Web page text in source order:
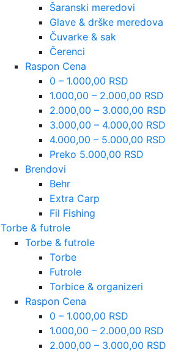
Šaranski meredovi
Glave & drške meredova
Čuvarke & sak
Čerenci
Raspon Cena
0 – 1.000,00 RSD
1.000,00 – 2.000,00 RSD
2.000,00 – 3.000,00 RSD
3.000,00 – 4.000,00 RSD
4.000,00 – 5.000,00 RSD
Preko 5.000,00 RSD
Brendovi
Behr
Extra Carp
Fil Fishing
Torbe & futrole
Torbe & futrole
Torbe
Futrole
Torbice & organizeri
Raspon Cena
0 – 1.000,00 RSD
1.000,00 – 2.000,00 RSD
2.000,00 – 3.000,00 RSD